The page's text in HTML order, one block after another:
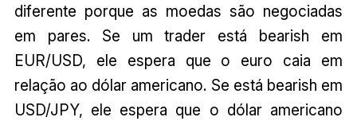
diferente porque as moedas são negociadas
em pares. Se um trader está bearish em
EUR/USD, ele espera que o euro caia em
relação ao dólar americano. Se está bearish em
USD/JPY, ele espera que o dólar americano